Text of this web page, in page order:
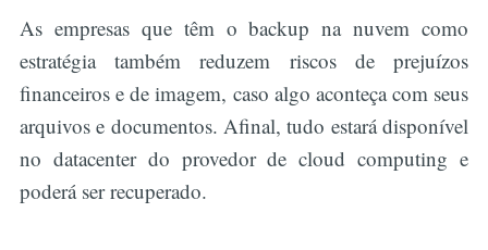
As empresas que têm o backup na nuvem como
estratégia também reduzem riscos de prejuízos
financeiros e de imagem, caso algo aconteça com seus
arquivos e documentos. Afinal, tudo estará disponível
no datacenter do provedor de cloud computing e
poderá ser recuperado.